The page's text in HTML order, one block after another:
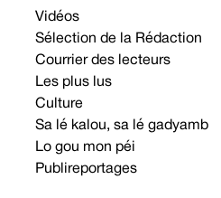
Vidéos
Sélection de la Rédaction
Courrier des lecteurs
Les plus lus
Culture
Sa lé kalou, sa lé gadyamb
Lo gou mon péi
Publireportages